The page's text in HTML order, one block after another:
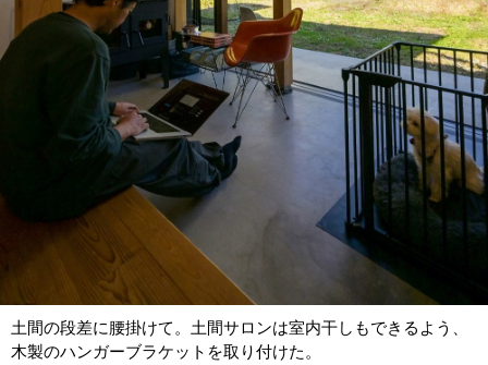
土間の段差に腰掛けて。土間サロンは室内干しもできるよう、
木製のハンガーブラケットを取り付けた。